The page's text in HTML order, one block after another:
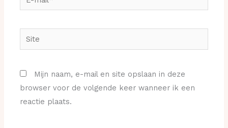
mail*
Site
Mijn naam, e-mail en site opslaan in deze
browser voor de volgende keer wanneer ik een
reactie plaats.